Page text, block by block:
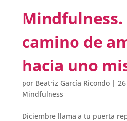
Mindfulness.
camino de
hacia uno
por Beatriz García Ricondo| 26
Mindfulness
Diciembre llama a tu puerta